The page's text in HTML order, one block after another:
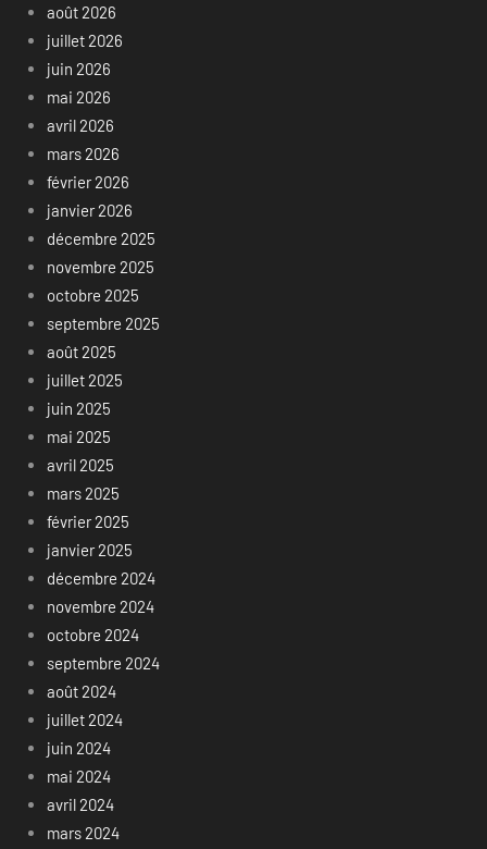
août 2026
juillet 2026
juin 2026
mai 2026
avril 2026
mars 2026
février 2026
janvier 2026
décembre 2025
novembre 2025
octobre 2025
septembre 2025
août 2025
juillet 2025
juin 2025
mai 2025
avril 2025
mars 2025
février 2025
janvier 2025
décembre 2024
novembre 2024
octobre 2024
septembre 2024
août 2024
juillet 2024
juin 2024
mai 2024
avril 2024
mars 2024